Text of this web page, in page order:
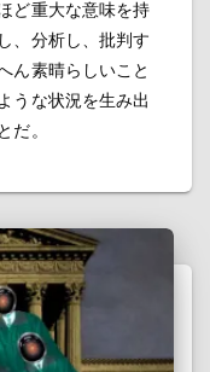
ど重大な意味を持
、分析し、批判す
ん素晴らしいこと
うな状況を生み出
だ。